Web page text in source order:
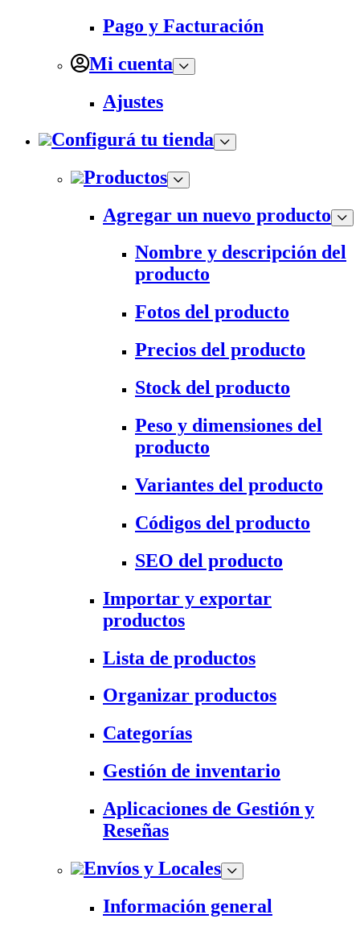
Pago y Facturación
Mi cuenta
Ajustes
Configurá tu tienda
Productos
Agregar un nuevo producto
Nombre y descripción del
producto
Fotos del producto
Precios del producto
Stock del producto
Peso y dimensiones del
producto
Variantes del producto
Códigos del producto
SEO del producto
Importar y exportar
productos
Lista de productos
Organizar productos
Categorías
Gestión de inventario
Aplicaciones de Gestión y
Reseñas
Envíos y Locales
Información general